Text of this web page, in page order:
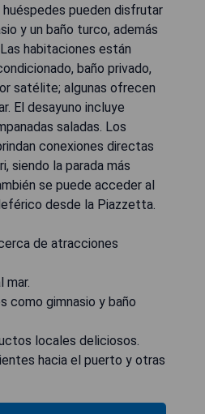
huéspedes pueden disfrutar
y un baño turco, además
habitaciones están
baño privado,
satélite; algunas ofrecen
El desayuno incluye
saladas. Los
conexiones directas
siendo la parada más
se puede acceder al
desde la Piazzetta.
de atracciones
mar.
como gimnasio y baño
locales deliciosos.
hacia el puerto y otras